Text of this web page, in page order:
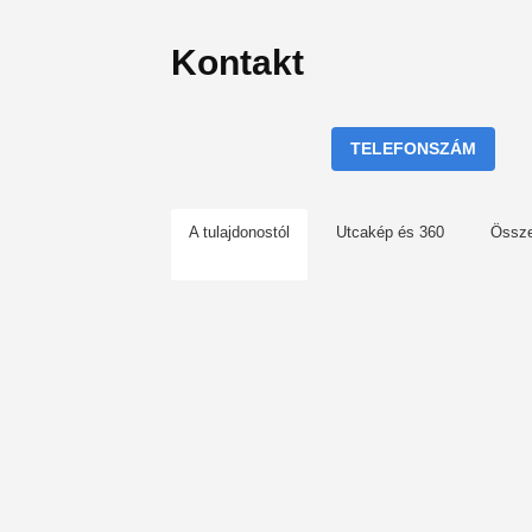
Kontakt
TELEFONSZÁM
A tulajdonostól Utcakép és 360